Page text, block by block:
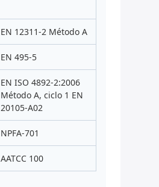
EN 12311-2 Método A
EN 495-5
EN ISO 4892-2:2006
Método A, ciclo 1 EN
20105-A02
NPFA-701
AATCC 100